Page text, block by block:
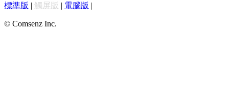
標準版 | 觸屏版 | 電腦版 |
© Comsenz Inc.